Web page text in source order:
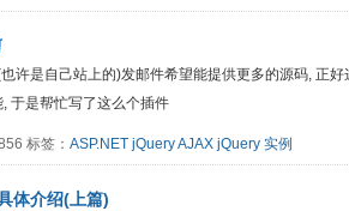
许是自己站上的)发邮件希望能提供更多的源码, 正好
于是帮忙写了这么个插件
标签： ASP.NET jQueryAJAX jQuery 实例
体介绍(上篇)